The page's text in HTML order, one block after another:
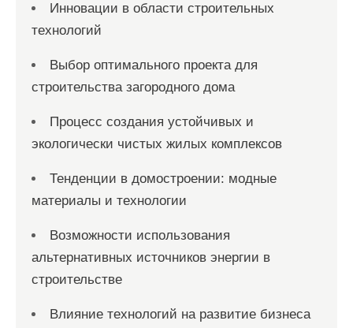
Инновации в области строительных
технологий
Выбор оптимального проекта для
строительства загородного дома
Процесс создания устойчивых и
экологически чистых жилых комплексов
Тенденции в домостроении: модные
материалы и технологии
Возможности использования
альтернативных источников энергии в
строительстве
Влияние технологий на развитие бизнеса